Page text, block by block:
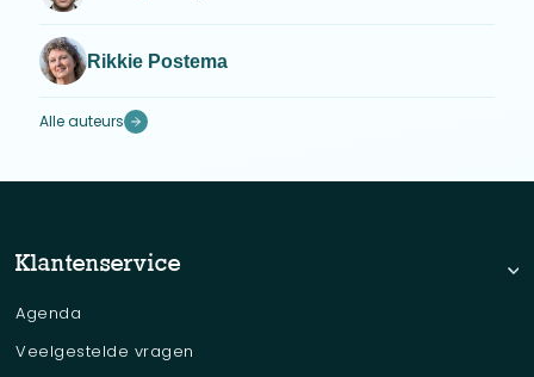
Rikkie Postema
Alle auteurs
Klantenservice
Agenda
Veelgestelde vragen